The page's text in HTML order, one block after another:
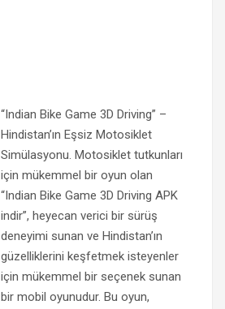
“Indian Bike Game 3D Driving” –
Hindistan’ın Eşsiz Motosiklet
Simülasyonu. Motosiklet tutkunları
için mükemmel bir oyun olan
“Indian Bike Game 3D Driving APK
indir”, heyecan verici bir sürüş
deneyimi sunan ve Hindistan’ın
güzelliklerini keşfetmek isteyenler
için mükemmel bir seçenek sunan
bir mobil oyunudur. Bu oyun,